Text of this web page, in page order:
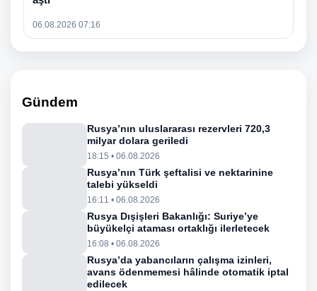
06.08.2026 07:16
Gündem
Rusya’nın uluslararası rezervleri 720,3
milyar dolara geriledi
18:15 • 06.08.2026
Rusya’nın Türk şeftalisi ve nektarinine
talebi yükseldi
16:11 • 06.08.2026
Rusya Dışişleri Bakanlığı: Suriye’ye
büyükelçi ataması ortaklığı ilerletecek
16:08 • 06.08.2026
Rusya’da yabancıların çalışma izinleri,
avans ödenmemesi hâlinde otomatik iptal
edilecek